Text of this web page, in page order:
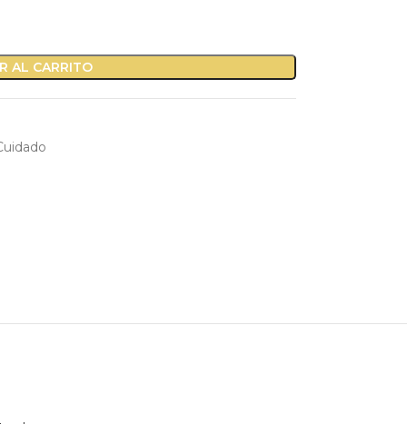
AL CARRITO